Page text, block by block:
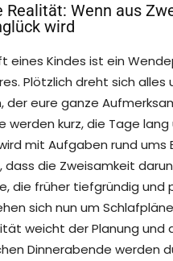
Realität: Wenn aus
wird
eines Kindes ist ein
Plötzlich dreht sich alles
der eure ganze
werden kurz, die Tage
mit Aufgaben rund ums
dass die Zweisamkeit
die früher tiefgründig und
sich nun um
weicht der Planung und
Dinnerabende werden